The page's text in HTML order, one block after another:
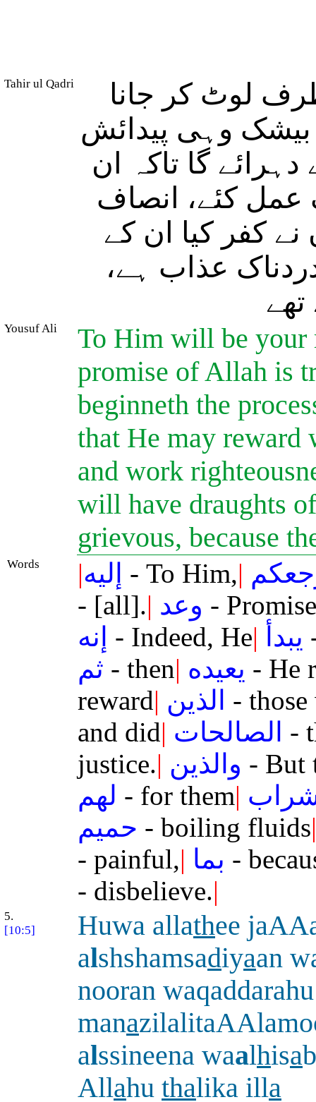
Tahir ul Qadri
لوٹ کر جانا
بیشک وہی پیدائش
گا تاکہ ان
عمل کئے، انصاف
کفر کیا ان کے
دردناک عذاب ہے،
Yousuf Ali
To Him will be your
promise of Allah is
beginneth the
that He may reward
and work
will have draughts
grievous, because
Words |إليه - To Him,|
- [all].| وعد - Promise
إنه - Indeed, He| يبدأ
ثم - then| يعيده - He
reward| الذين -
and did| الصالحات -
justice.| والذين - But
لهم - for them|
حميم - boiling fluids|
- painful,| بما -
- disbelieve.|
5.
[10:5]
Huwa allathee
alshshamsadiyaan
nooran waqaddarahu
mana
alssineena waalhisa
Allahu thalika illa